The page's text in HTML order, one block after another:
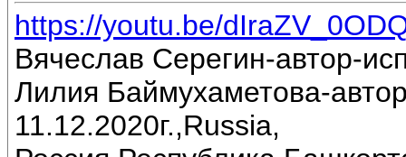
https://youtu.be/
Вячеслав Серегин-автор-
Лилия Баймухаметова-
11.12.2020г.,Russia,